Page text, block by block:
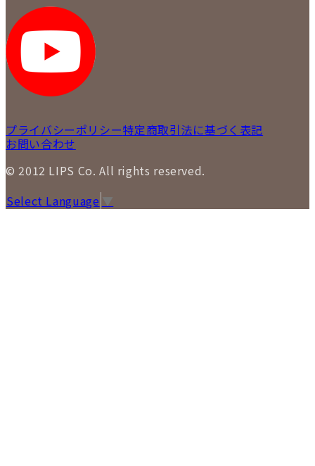
STAFFBLOG
SNS
LIPS 新宿店
LIPS 札幌パルコ店
LIPS 札幌白石店
LIPS 通信販売事業部
プライバシーポリシー特定商取引法に基づく表記
お問い合わせ
© 2012 LIPS Co. All rights reserved.
Select Language ▼